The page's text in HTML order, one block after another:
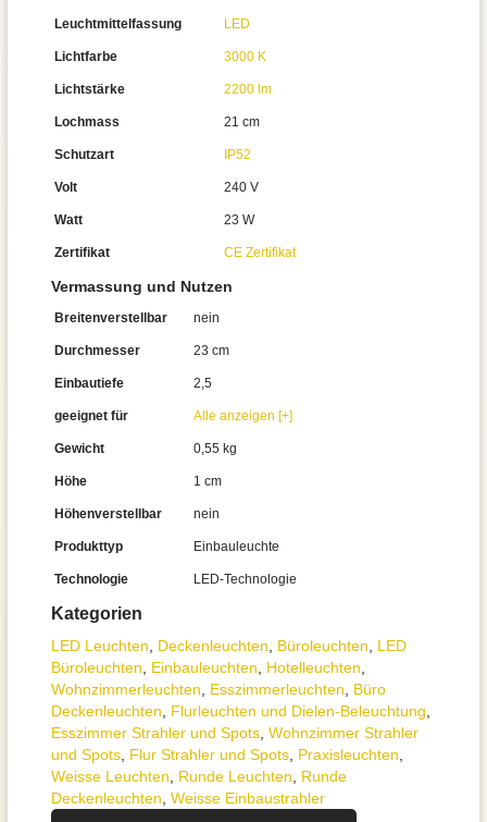
Kategorien
LED Leuchten Decken­leuchten Büroleuchten
LED
Büroleuchten
Einbauleuchten Hotelleuchten
Wohnzimmer­leuchten
Esszimmer­­leuchten
Büro
Deckenleuchten
Flurleuchten und Dielen-Beleuchtung
Esszimmer Strahler und Spots Wohnzimmer Strahler
und Spots Flur Strahler und Spots Praxisleuchten
Weisse Leuchten
Runde Leuchten
Runde
Deckenleuchten Weisse Einbaustrahler
Leuchtmittelfassung LED
Lichtfarbe 3000 K
Lichtstärke 2200 lm
Lochmass 21 cm
Schutzart IP52
Volt 240 V
Watt 23 W
Zertifikat CE Zertifikat
Vermassung und Nutzen
Breitenverstellbar nein
Durchmesser 23 cm
Einbautiefe 2,5
geeignet für Alle anzeigen [+]
Gewicht 0,55 kg
Höhe 1 cm
Höhenverstellbar nein
Produkttyp Einbauleuchte
Technologie LED-Technologie